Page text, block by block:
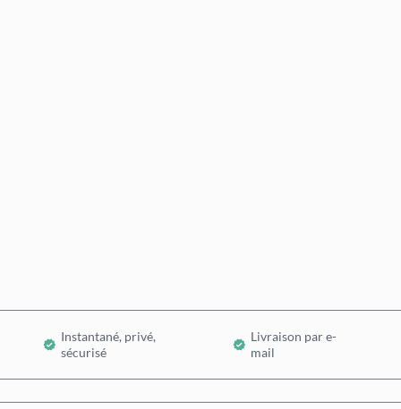
Instantané, privé,
sécurisé
Livraison par e-
mail